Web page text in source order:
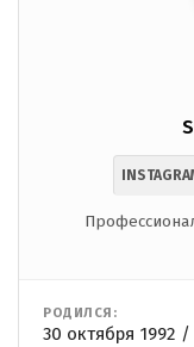
РОДИЛСЯ:
30 октября 1992